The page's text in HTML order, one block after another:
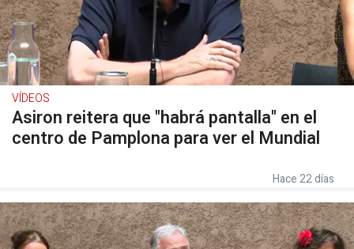
VÍDEOS
Asiron reitera que "habrá pantalla" en el
centro de Pamplona para ver el Mundial
Hace 22 días